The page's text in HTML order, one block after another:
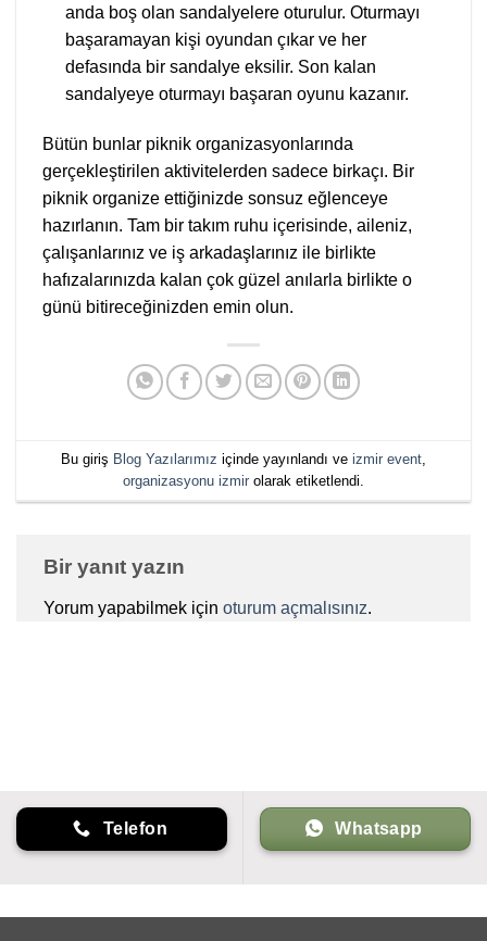
anda boş olan sandalyelere oturulur. Oturmayı
başaramayan kişi oyundan çıkar ve her
defasında bir sandalye eksilir. Son kalan
sandalyeye oturmayı başaran oyunu kazanır.
Bütün bunlar piknik organizasyonlarında
gerçekleştirilen aktivitelerden sadece birkaçı. Bir
piknik organize ettiğinizde sonsuz eğlenceye
hazırlanın. Tam bir takım ruhu içerisinde, aileniz,
çalışanlarınız ve iş arkadaşlarınız ile birlikte
hafızalarınızda kalan çok güzel anılarla birlikte o
günü bitireceğinizden emin olun.
Bu giriş Blog Yazılarımız içinde yayınlandı ve izmir event
organizasyonu izmir olarak etiketlendi.
Bir yanıt yazın
Yorum yapabilmek için oturum açmalısınız.
Telefon Whatsapp